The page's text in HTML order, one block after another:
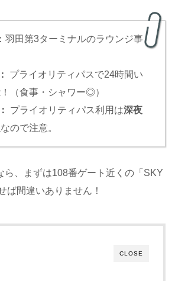
羽田第3ターミナルのラウンジ事
プライオリティパスで24時間い
（食事・シャワー◎）
プライオリティパス利用は深夜
なので注意。
ら、まずは108番ゲート近くの「SKY
ば間違いありません！
CLOSE